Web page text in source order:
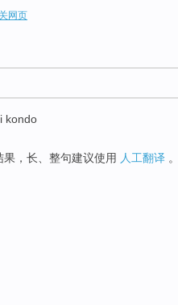
网页
kondo
果，长、整句建议使用 人工翻译